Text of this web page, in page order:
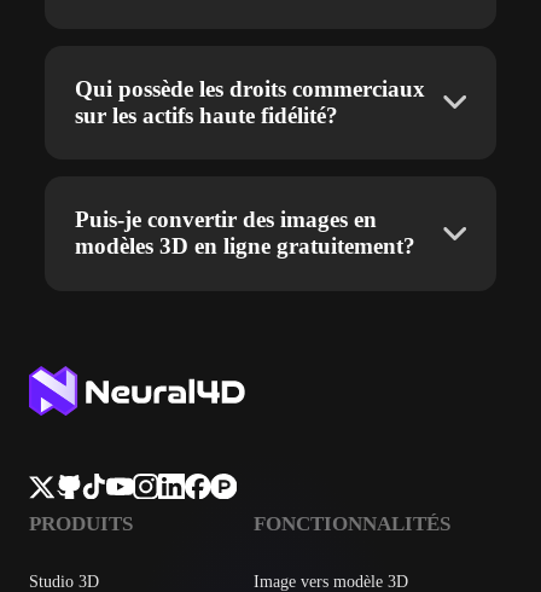
Qui possède les droits commerciaux
sur les actifs haute fidélité?
Puis-je convertir des images en
modèles 3D en ligne gratuitement?
PRODUITS
Studio 3D
FONCTIONNALITÉS
Image vers modèle 3D